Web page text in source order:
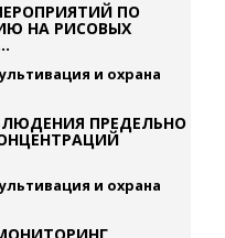
ПО
НА РИСОВЫХ
и охрана
ПРЕДЕЛЬНО
и охрана